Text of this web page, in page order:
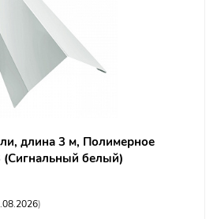
длина 3 м, Полимерное
(Сигнальный белый)
)